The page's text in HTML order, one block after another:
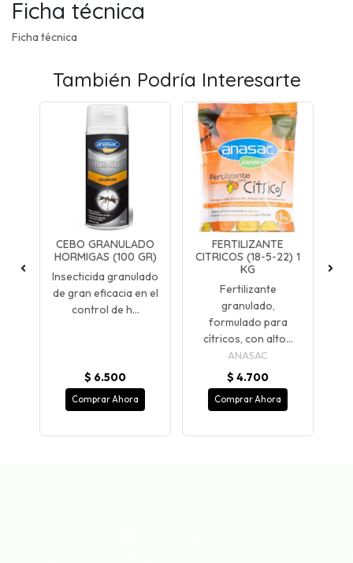
Ficha técnica
Ficha técnica
También Podría Interesarte
CEBO GRANULADO
HORMIGAS (100 GR)
Insecticida granulado
de gran eficacia en el
control de h...
$ 6.500
Comprar Ahora
FERTILIZANTE
CITRICOS (18-5-22) 1
KG
Fertilizante
granulado,
formulado para
cítricos, con alto...
ANASAC
$ 4.700
Comprar Ahora